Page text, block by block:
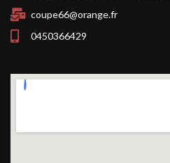
coupe66@orange.fr
0450366429